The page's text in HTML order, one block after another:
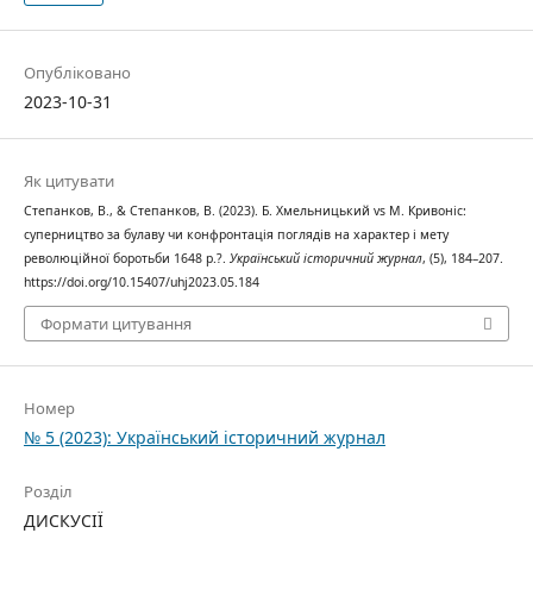
Опубліковано
2023-10-31
Як цитувати
Степанков, В., & Степанков, В. (2023). Б. Хмельницький vs М. Кривоніс:
суперництво за булаву чи конфронтація поглядів на характер і мету
революційної боротьби 1648 р.?. Український історичний журнал, (5), 184–207.
https://doi.org/10.15407/uhj2023.05.184
Формати цитування
Номер
№ 5 (2023): Український історичний журнал
Розділ
ДИСКУСІЇ